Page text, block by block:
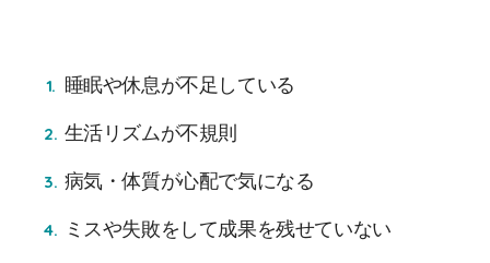
睡眠や休息が不足している
生活リズムが不規則
病気・体質が心配で気になる
ミスや失敗をして成果を残せていない